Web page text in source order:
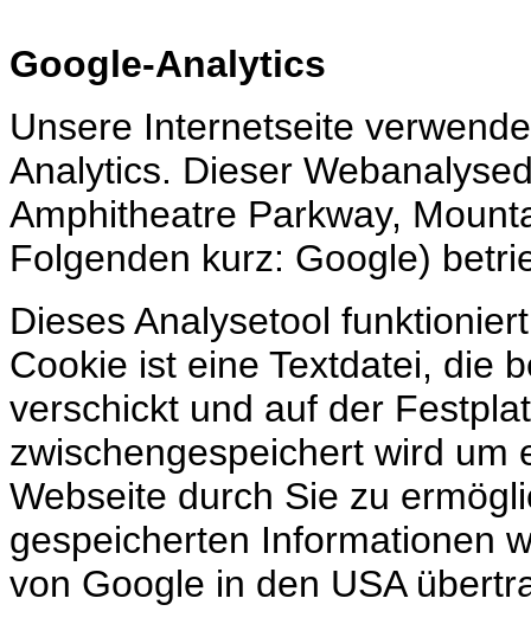
Google-Analytics
Unsere Internetseite
Analytics. Dieser
Amphitheatre Parkway,
Folgenden kurz: Google)
Dieses Analysetool
Cookie ist eine Textdatei, die
verschickt und auf der
zwischengespeichert wird um
Webseite durch Sie zu
gespeicherten Informationen
von Google in den USA